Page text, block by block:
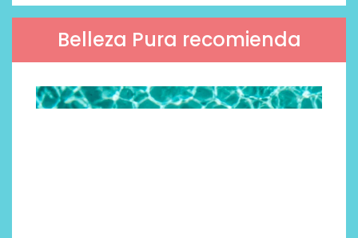
Belleza Pura recomienda